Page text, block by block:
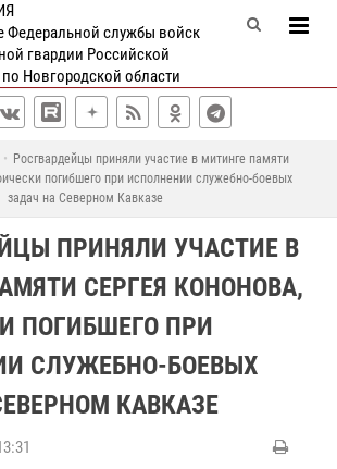
Федеральной службы войск
гвардии Российской
Новгородской области
Росгвардейцы приняли участие в митинге памяти
погибшего при исполнении служебно-боевых
задач на Северном Кавказе
ПРИНЯЛИ УЧАСТИЕ В
СЕРГЕЯ КОНОНОВА,
ПОГИБШЕГО ПРИ
СЛУЖЕБНО-БОЕВЫХ
КАВКАЗЕ